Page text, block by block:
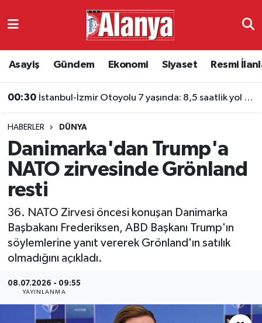
Asayiş Gündem Ekonomi Siyaset Resmi
00:30 İstanbul-İzmir Otoyolu 7 yaşında: 8,5 saatlik yol 3,5 saate indi
HABERLER DÜNYA
Danimarka'dan Trump'a
NATO zirvesinde Grönland
resti
36. NATO Zirvesi öncesi konuşan Danimarka
Başbakanı Frederiksen, ABD Başkanı Trump'ın
söylemlerine yanıt vererek Grönland'ın satılık
olmadığını açıkladı.
08.07.2026 - 09:55
YAYINLANMA
Ekonomi
Resmi İlanlar
Alanyaspor
Turizm
E-Gazete
Antalya Namaz Vakitleri
Süper Lig Puan Durumu ve Fikstür
Tüm Manşetler
Son Dakika Haberleri
Haber Arşivi